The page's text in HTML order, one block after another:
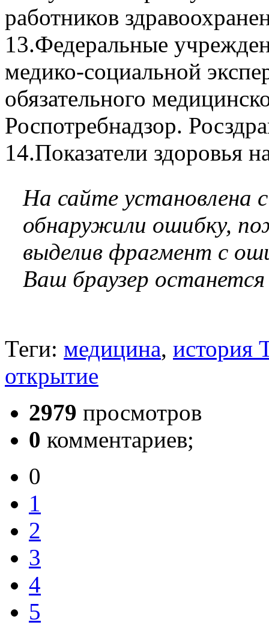
работников
13.Федеральные
медико-социальной
обязательного
Роспотребнадзор.
14.Показатели здоровья
На сайте установлена
обнаружили ошибку,
выделив фрагмент с
Ваш браузер
Теги: медицина, история
открытие
2979 просмотров
0 комментариев;
0
1
2
3
4
5